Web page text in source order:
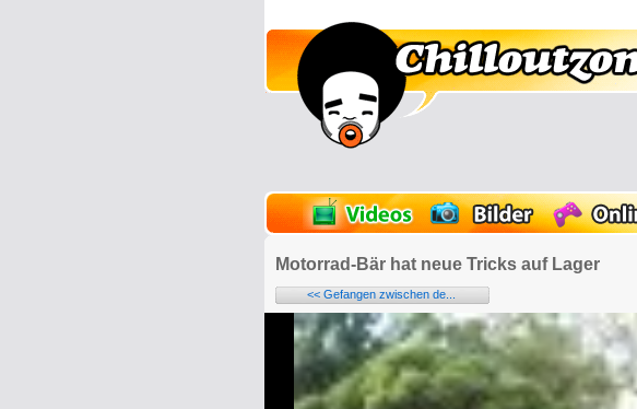
Motorrad-Bär hat neue Tricks auf Lager
<< Gefangen zwischen de...